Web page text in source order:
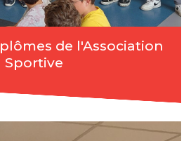
de l'Association
Sportive